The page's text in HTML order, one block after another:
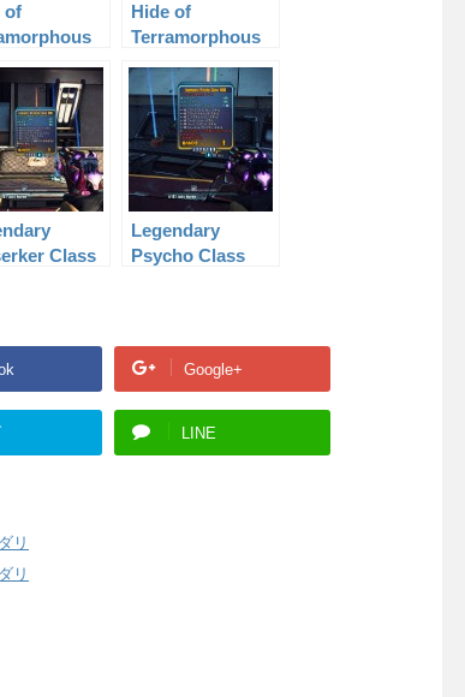
of
Hide of
Terramorphous
Class
Legendary
Psycho Class
Google+
LINE
リ
リ